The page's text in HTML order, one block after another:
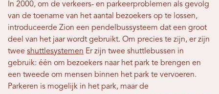
In 2000, om de verkeers- en parkeerproblemen als gevolg
van de toename van het aantal bezoekers op te lossen,
introduceerde Zion een pendelbussysteem dat een groot
deel van het jaar wordt gebruikt. Om precies te zijn, er zijn
twee shuttlesystemen Er zijn twee shuttlebussen in
gebruik: één om bezoekers naar het park te brengen en
een tweede om mensen binnen het park te vervoeren.
Parkeren is mogelijk in het park, maar de